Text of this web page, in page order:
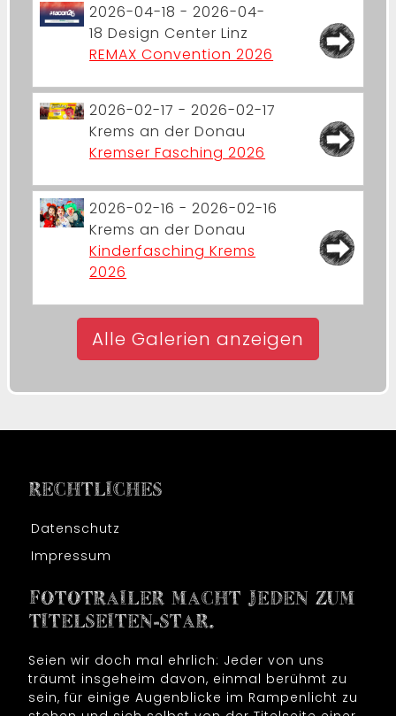
2026-04-18 - 2026-04-
18 Design Center Linz
REMAX Convention 2026
2026-02-17 - 2026-02-17
Krems an der Donau
Kremser Fasching 2026
2026-02-16 - 2026-02-16
Krems an der Donau
Kinderfasching Krems
2026
Alle Galerien anzeigen
RECHTLICHES
Datenschutz
Impressum
FOTOTRAILER MACHT JEDEN ZUM
TITELSEITEN-STAR.
Seien wir doch mal ehrlich: Jeder von uns
träumt insgeheim davon, einmal berühmt zu
sein, für einige Augenblicke im Rampenlicht zu